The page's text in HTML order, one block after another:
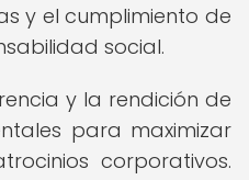
y el cumplimiento de
social.
y la rendición de
para maximizar
corporativos.